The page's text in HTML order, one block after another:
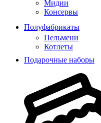
Мидии
Консервы
Полуфабрикаты
Пельмени
Котлеты
Подарочные наборы